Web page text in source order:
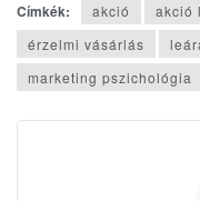
Címkék: akció akció
érzelmi vásárlás
marketing pszichológia